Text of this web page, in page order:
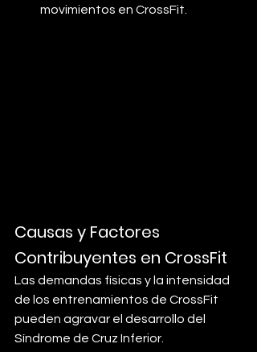
movimientos en CrossFit.
Causas y Factores
Contribuyentes en CrossFit
Las demandas físicas y la intensidad
de los entrenamientos de CrossFit
pueden agravar el desarrollo del
Síndrome de Cruz Inferior.